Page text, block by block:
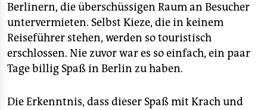
Berlinern, die überschüssigen Raum an Besucher
untervermieten. Selbst Kieze, die in keinem
Reiseführer stehen, werden so touristisch
erschlossen. Nie zuvor war es so einfach, ein paar
Tage billig Spaß in Berlin zu haben.
Die Erkenntnis, dass dieser Spaß mit Krach und